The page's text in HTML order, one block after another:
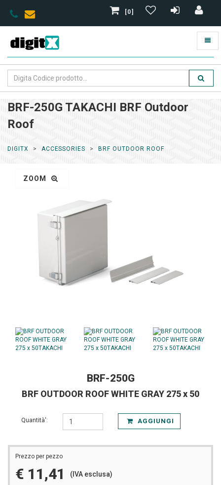
[0]
BRF-250G TAKACHI BRF Outdoor
Roof
DIGITX ACCESSORIES BRF OUTDOOR ROOF
ZOOM
BRF-250G
BRF OUTDOOR ROOF WHITE GRAY 275 x 50
Quantità': AGGIUNGI
Prezzo per pezzo
€ 11,41 (IVA esclusa)